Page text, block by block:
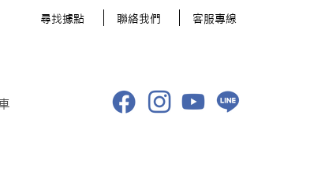
​尋找據點 聯絡我們 客服專線